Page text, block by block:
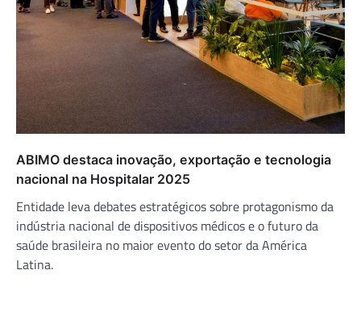
ABIMO destaca inovação, exportação e tecnologia
nacional na Hospitalar 2025
Entidade leva debates estratégicos sobre protagonismo da
indústria nacional de dispositivos médicos e o futuro da
saúde brasileira no maior evento do setor da América
Latina.